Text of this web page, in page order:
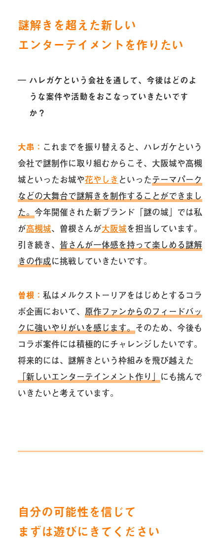
謎解きを超えた新しい
エンターテイメントを作りたい
― ハレガケという会社を通して、今後はどのよ
うな案件や活動をおこなっていきたいです
か？
大串： これまでを振り替えると、ハレガケという
会社で謎制作に取り組むからこそ、大阪城や高槻
城といったお城や花やしき といったテーマパーク
などの大舞台で謎解きを制作することができまし
た。 今年開催された新ブランド「謎の城」では私
が高槻城、曽根さんが大阪城を担当しています。
引き続き、 皆さんが一体感を持って楽しめる謎解
きの作成に挑戦していきたいです。
曽根： 私はメルクストーリアをはじめとするコラ
ボ企画において、 原作ファンからのフィードバッ
クに強いやりがいを感じます。そのため、今後も
コラボ案件には積極的にチャレンジしたいです。
将来的には、謎解きという枠組みを飛び越えた
「新しいエンターテインメント作り」 にも挑んで
いきたいと考えています。
自分の可能性を信じて
まずは遊びにきてください